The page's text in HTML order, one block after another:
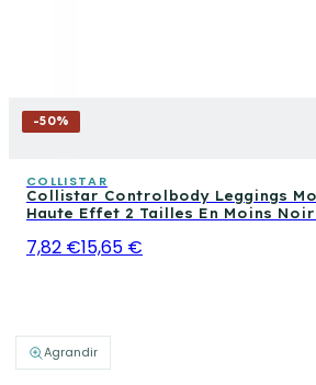
Agrandir
-50%
COLLISTAR
Collistar Controlbody Leggings
Haute Effet 2 Tailles En Moins Noir
7,82 €15,65 €